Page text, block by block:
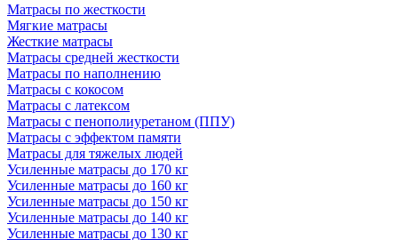
Матрасы по жесткости
Мягкие матрасы
Жесткие матрасы
Матрасы средней жесткости
Матрасы по наполнению
Матрасы с кокосом
Матрасы с латексом
Матрасы с пенополиуретаном (ППУ)
Матрасы с эффектом памяти
Матрасы для тяжелых людей
Усиленные матрасы до 170 кг
Усиленные матрасы до 160 кг
Усиленные матрасы до 150 кг
Усиленные матрасы до 140 кг
Усиленные матрасы до 130 кг